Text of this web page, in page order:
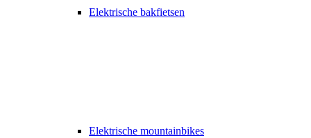
Elektrische bakfietsen
Elektrische mountainbikes